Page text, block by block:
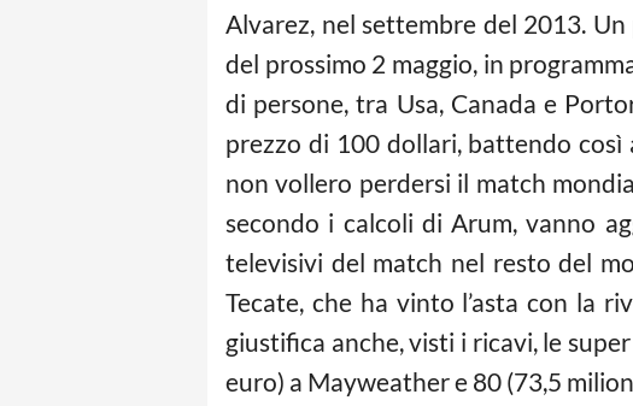
Alvarez, nel settembre del 2013.
del prossimo 2 maggio, in
di persone, tra Usa, Canada e
prezzo di 100 dollari, battendo
non vollero perdersi il match
secondo i calcoli di Arum, vanno
televisivi del match nel resto del
Tecate, che ha vinto l’asta con la
giustifica anche, visti i ricavi, le
euro) a Mayweather e 80 (73,5